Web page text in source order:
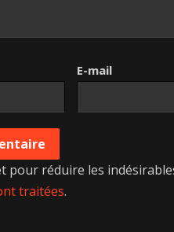
E-mail
pour réduire les
traitées.